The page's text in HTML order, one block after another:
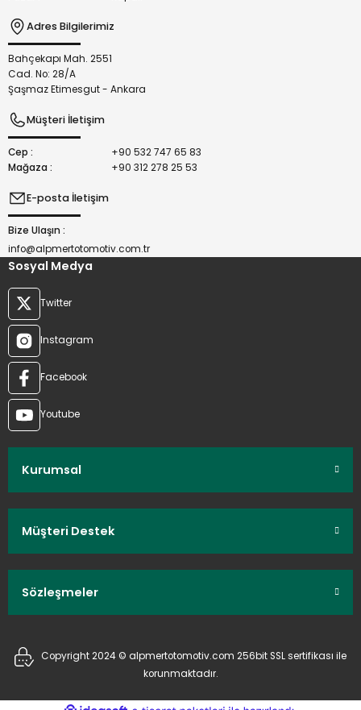
Adres Bilgilerimiz
Bahçekapı Mah. 2551
Cad. No: 28/A
Şaşmaz Etimesgut - Ankara
Müşteri İletişim
Cep :
+90 532 747 65 83
Mağaza :
+90 312 278 25 53
E-posta İletişim
Bize Ulaşın :
info@alpmertotomotiv.com.tr
Sosyal Medya
Twitter
Instagram
Facebook
Youtube
Kurumsal
Müşteri Destek
Sözleşmeler
Copyright 2024 © alpmertotomotiv.com 256bit SSL sertifikası ile
korunmaktadır.